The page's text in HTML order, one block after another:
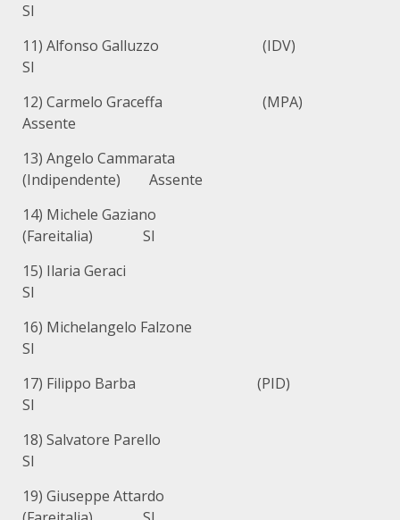
SI
11) Alfonso Galluzzo (IDV)
SI
12) Carmelo Graceffa (MPA)
Assente
13) Angelo Cammarata
(Indipendente) Assente
14) Michele Gaziano
(Fareitalia) SI
15) Ilaria Geraci
SI
16) Michelangelo Falzone
SI
17) Filippo Barba (PID)
SI
18) Salvatore Parello
SI
19) Giuseppe Attardo